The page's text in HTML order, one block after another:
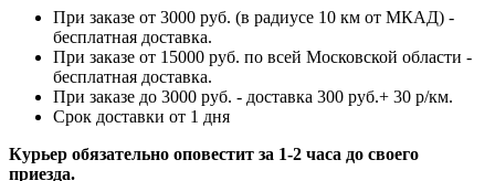
При заказе от 3000 руб. (в радиусе 10 км от МКАД) -
бесплатная доставка.
При заказе от 15000 руб. по всей Московской области -
бесплатная доставка.
При заказе до 3000 руб. - доставка 300 руб.+ 30 р/км.
Срок доставки от 1 дня
Курьер обязательно оповестит за 1-2 часа до своего
приезда.